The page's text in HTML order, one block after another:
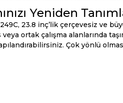
Yeniden
23.8 inç’lik çerçevesiz ve
veya ortak çalışma alanlarında
Çok yönlü